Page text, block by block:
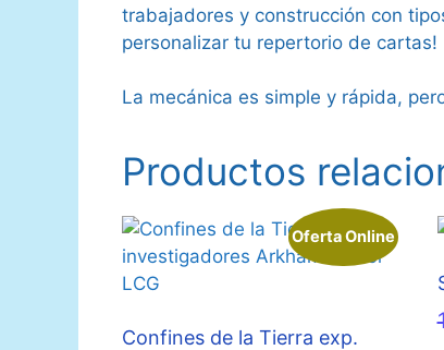
trabajadores y construcción con
personalizar tu repertorio de cartas!
La mecánica es simple y rápida,
Productos
Oferta Online
Confines de la Tierra exp.